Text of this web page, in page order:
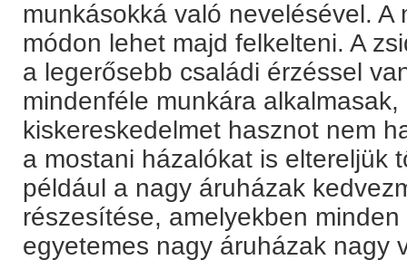
munkásokká való nevelésével.
módon lehet majd felkelteni. A
a legerősebb családi érzéssel
mindenféle munkára
kiskereskedelmet hasznot nem
a mostani házalókat is eltereljük
például a nagy áruházak
részesítése, amelyekben
egyetemes nagy áruházak nagy